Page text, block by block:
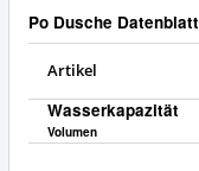
Po Dusche Datenblatt
Artikel
Wasserkapazität
Volumen